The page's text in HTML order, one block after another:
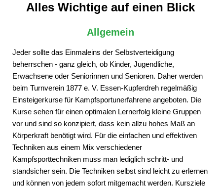
Alles Wichtige auf einen Blick
Allgemein
Jeder sollte das Einmaleins der Selbstverteidigung
beherrschen - ganz gleich, ob Kinder, Jugendliche,
Erwachsene oder Seniorinnen und Senioren. Daher werden
beim Turnverein 1877 e. V. Essen-Kupferdreh regelmäßig
Einsteigerkurse für Kampfsportunerfahrene angeboten. Die
Kurse sehen für einen optimalen Lernerfolg kleine Gruppen
vor und sind so konzipiert, dass kein allzu hohes Maß an
Körperkraft benötigt wird. Für die einfachen und effektiven
Techniken aus einem Mix verschiedener
Kampfsporttechniken muss man lediglich schritt- und
standsicher sein. Die Techniken selbst sind leicht zu erlernen
und können von jedem sofort mitgemacht werden. Kursziele